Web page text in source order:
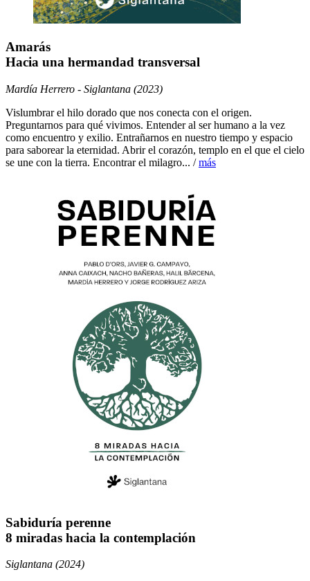
Amarás
Hacia una hermandad transversal
Mardía Herrero - Siglantana (2023)
Vislumbrar el hilo dorado que nos conecta con el origen.
Preguntarnos para qué vivimos. Entender al ser humano a la vez
como encuentro y exilio. Entrañarnos en nuestro tiempo y espacio
para saborear la eternidad. Abrir el corazón, templo en el que el cielo
se une con la tierra. Encontrar el milagro... /más
Sabiduría perenne
8 miradas hacia la contemplación
Siglantana (2024)